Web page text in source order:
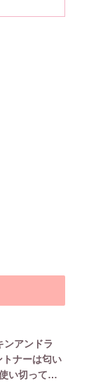
アンドラ
トナーは匂い
い切って本